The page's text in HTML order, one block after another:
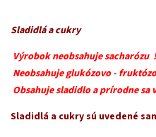
Sladidlá a cukry
Výrobok neobsahuje sacharózu !
Neobsahuje glukózovo -
Obsahuje sladidlo a prírodne
Sladidlá a cukry sú uvedené